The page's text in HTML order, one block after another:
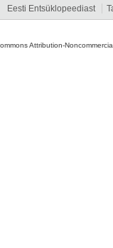
Eesti Entsüklopeediast
Attribution-